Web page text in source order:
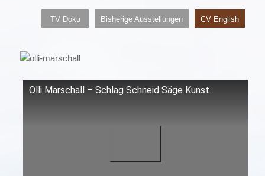
CV English
Bisherige Ausstellungen
TV Doku
Olli Marschall – Schlag Schneid Säge Kunst